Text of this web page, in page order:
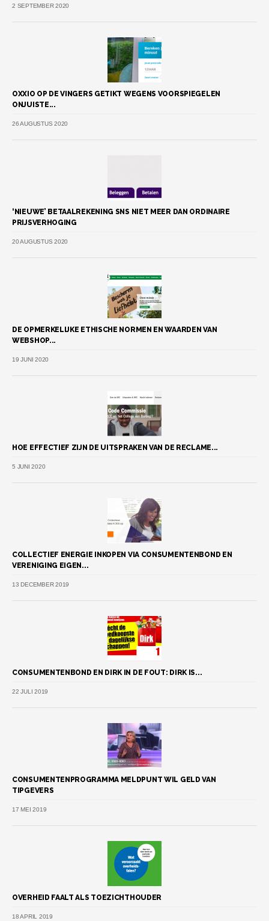
2 SEPTEMBER 2020
OXXIO OP DE VINGERS GETIKT WEGENS VOORSPIEGELEN
ONJUISTE...
26 AUGUSTUS 2020
‘NIEUWE’ BETAALREKENING SNS NIET MEER DAN ORDINAIRE
PRIJSVERHOGING
20 AUGUSTUS 2020
DE OPMERKELIJKE ETHISCHE NORMEN EN WAARDEN VAN
WEBSHOP...
19 JUNI 2020
HOE EFFECTIEF ZIJN DE UITSPRAKEN VAN DE RECLAME...
5 JUNI 2020
COLLECTIEF ENERGIE INKOPEN VIA CONSUMENTENBOND EN
VERENIGING EIGEN...
13 DECEMBER 2019
CONSUMENTENBOND EN DIRK IN DE FOUT: DIRK IS...
22 JULI 2019
CONSUMENTENPROGRAMMA MELDPUNT WIL GELD VAN
TIPGEVERS
17 MEI 2019
OVERHEID FAALT ALS TOEZICHTHOUDER
18 APRIL 2019